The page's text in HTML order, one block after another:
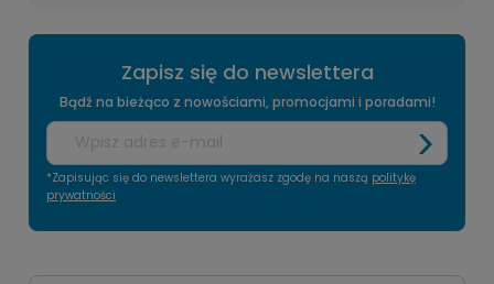
Zapisz się do newslettera
Bądź na bieżąco z nowościami, promocjami i poradami!
*Zapisując się do newslettera wyrażasz zgodę na naszą politykę
prywatności